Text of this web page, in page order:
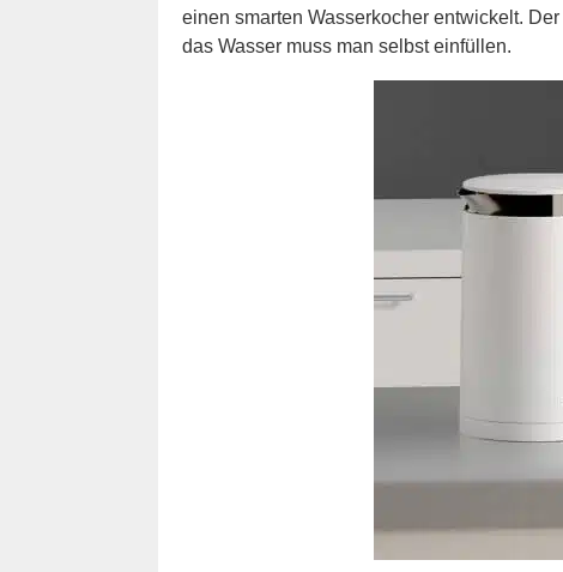
einen smarten Wasserkocher entwickelt.
das Wasser muss man selbst einfüllen.